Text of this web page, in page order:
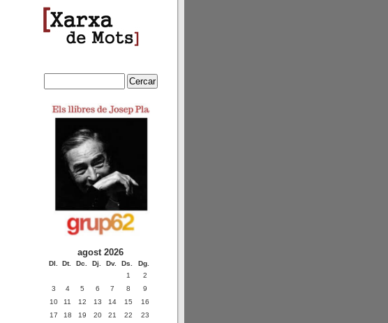
agost 2026
Dl. Dt. Dc. Dj. Dv. Ds. Dg.
1
2
3
4 5 6 7 8
9
10
11 12 13 14 15
16
17
18 19 20 21 22
23